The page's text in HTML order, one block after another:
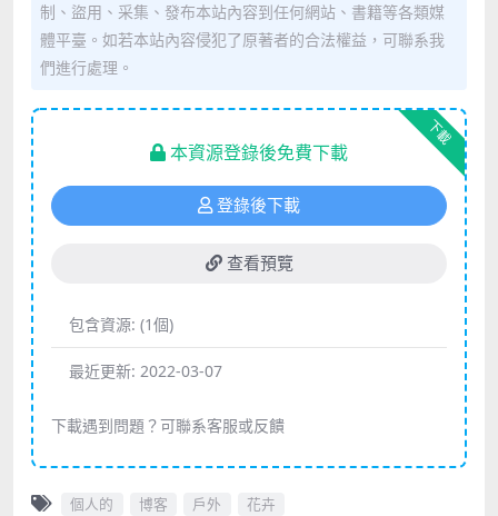
制、盜用、采集、發布本站內容到任何網站、書籍等各類媒
體平臺。如若本站內容侵犯了原著者的合法權益，可聯系我
們進行處理。
下載
本資源登錄後免費下載
登錄後下載
查看預覽
包含資源: (1個)
最近更新: 2022-03-07
下載遇到問題？可聯系客服或反饋
個人的 博客 戶外 花卉